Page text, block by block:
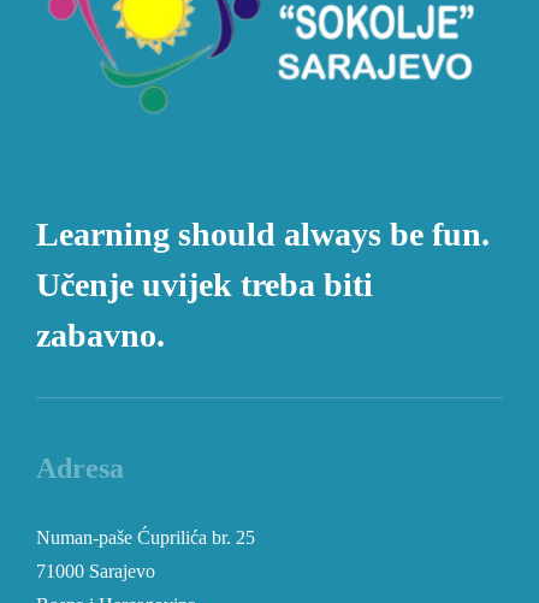
Learning should always be fun.
Učenje uvijek treba biti
zabavno.
Adresa
Numan-paše Ćuprilića br. 25
71000 Sarajevo